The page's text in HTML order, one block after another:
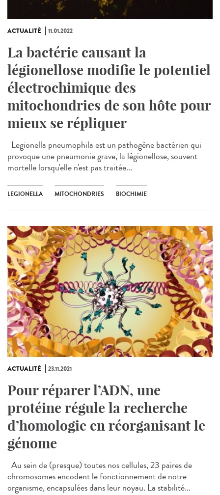
ACTUALITÉ 11.01.2022
La bactérie causant la
légionellose modifie le potentiel
électrochimique des
mitochondries de son hôte pour
mieux se répliquer
Legionella pneumophila est un pathogène bactérien qui
provoque une pneumonie grave, la légionellose, souvent
mortelle lorsqu'elle n'est pas traitée...
LEGIONELLA MITOCHONDRIES BIOCHIMIE
ACTUALITÉ 23.11.2021
Pour réparer l’ADN, une
protéine régule la recherche
d’homologie en réorganisant le
génome
Au sein de (presque) toutes nos cellules, 23 paires de
chromosomes encodent le fonctionnement de notre
organisme, encapsulées dans leur noyau. La stabilité...